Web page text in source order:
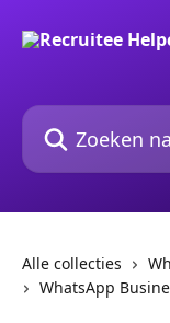
Zoeken naar
Alle collecties
WhatsApp